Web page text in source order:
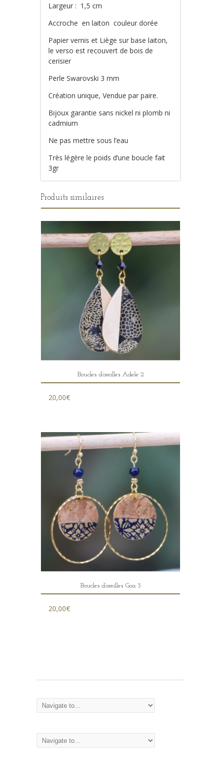
Largeur : 1,5 cm
Accroche en laiton couleur dorée
Papier vernis et Liège sur base laiton,
le verso est recouvert de bois de
cerisier
Perle Swarovski 3 mm
Création unique, Vendue par paire.
Bijoux garantie sans nickel ni plomb ni
cadmium
Ne pas mettre sous l’eau
Très légère le poids d’une boucle fait
3gr
Produits similaires
Boucles d’oreilles Adele 2
20,00€
Boucles d’oreilles Goa 3
20,00€